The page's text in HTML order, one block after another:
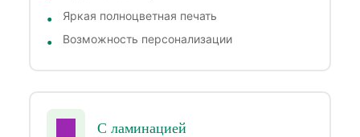
Яркая полноцветная печать
Возможность персонализации
С ламинацией